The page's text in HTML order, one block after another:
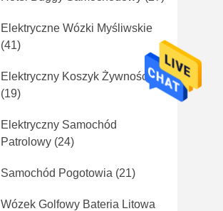
Elektryczne Wózki Myśliwskie
(41)
Elektryczny Koszyk Żywności
(19)
Elektryczny Samochód
Patrolowy (24)
Samochód Pogotowia (21)
Wózek Golfowy Bateria Litowa